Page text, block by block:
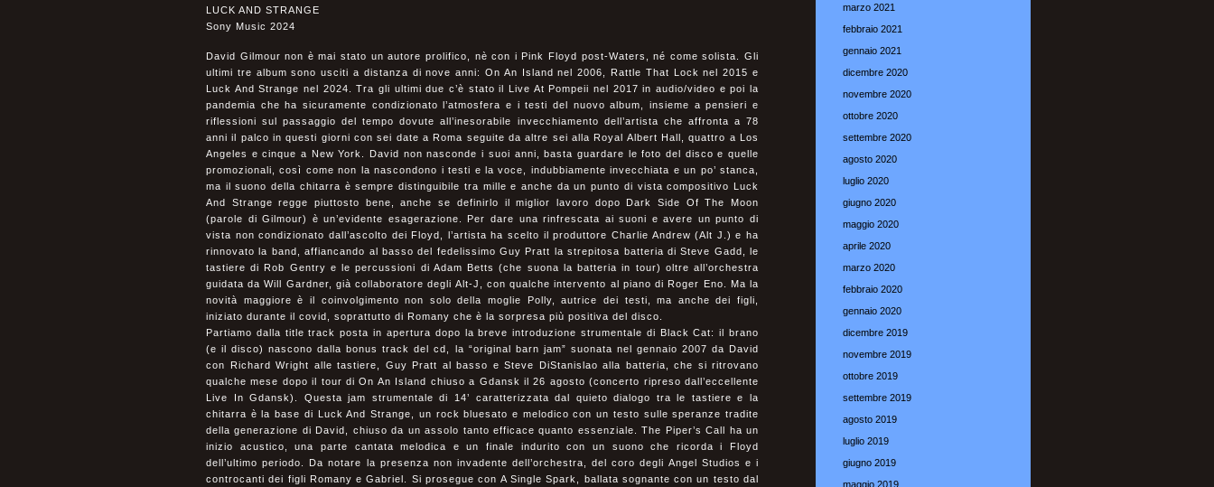
LUCK AND STRANGE
Sony Music 2024
David Gilmour non è mai stato un autore prolifico, nè con i Pink Floyd post-Waters, né come solista. Gli
ultimi tre album sono usciti a distanza di nove anni: On An Island nel 2006, Rattle That Lock nel 2015 e
Luck And Strange nel 2024. Tra gli ultimi due c’è stato il Live At Pompeii nel 2017 in audio/video e poi la
pandemia che ha sicuramente condizionato l’atmosfera e i testi del nuovo album, insieme a pensieri e
riflessioni sul passaggio del tempo dovute all’inesorabile invecchiamento dell’artista che affronta a 78
anni il palco in questi giorni con sei date a Roma seguite da altre sei alla Royal Albert Hall, quattro a Los
Angeles e cinque a New York. David non nasconde i suoi anni, basta guardare le foto del disco e quelle
promozionali, così come non la nascondono i testi e la voce, indubbiamente invecchiata e un po’ stanca,
ma il suono della chitarra è sempre distinguibile tra mille e anche da un punto di vista compositivo Luck
And Strange regge piuttosto bene, anche se definirlo il miglior lavoro dopo Dark Side Of The Moon
(parole di Gilmour) è un’evidente esagerazione. Per dare una rinfrescata ai suoni e avere un punto di
vista non condizionato dall’ascolto dei Floyd, l’artista ha scelto il produttore Charlie Andrew (Alt J.) e ha
rinnovato la band, affiancando al basso del fedelissimo Guy Pratt la strepitosa batteria di Steve Gadd, le
tastiere di Rob Gentry e le percussioni di Adam Betts (che suona la batteria in tour) oltre all’orchestra
guidata da Will Gardner, già collaboratore degli Alt-J, con qualche intervento al piano di Roger Eno. Ma la
novità maggiore è il coinvolgimento non solo della moglie Polly, autrice dei testi, ma anche dei figli,
iniziato durante il covid, soprattutto di Romany che è la sorpresa più positiva del disco.
Partiamo dalla title track posta in apertura dopo la breve introduzione strumentale di Black Cat: il brano
(e il disco) nascono dalla bonus track del cd, la “original barn jam” suonata nel gennaio 2007 da David
con Richard Wright alle tastiere, Guy Pratt al basso e Steve DiStanislao alla batteria, che si ritrovano
qualche mese dopo il tour di On An Island chiuso a Gdansk il 26 agosto (concerto ripreso dall’eccellente
Live In Gdansk). Questa jam strumentale di 14’ caratterizzata dal quieto dialogo tra le tastiere e la
chitarra è la base di Luck And Strange, un rock bluesato e melodico con un testo sulle speranze tradite
della generazione di David, chiuso da un assolo tanto efficace quanto essenziale. The Piper’s Call ha un
inizio acustico, una parte cantata melodica e un finale indurito con un suono che ricorda i Floyd
dell’ultimo periodo. Da notare la presenza non invadente dell’orchestra, del coro degli Angel Studios e i
controcanti dei figli Romany e Gabriel. Si prosegue con A Single Spark, ballata sognante con un testo dal
marzo 2021
febbraio 2021
gennaio 2021
dicembre 2020
novembre 2020
ottobre 2020
settembre 2020
agosto 2020
luglio 2020
giugno 2020
maggio 2020
aprile 2020
marzo 2020
febbraio 2020
gennaio 2020
dicembre 2019
novembre 2019
ottobre 2019
settembre 2019
agosto 2019
luglio 2019
giugno 2019
maggio 2019